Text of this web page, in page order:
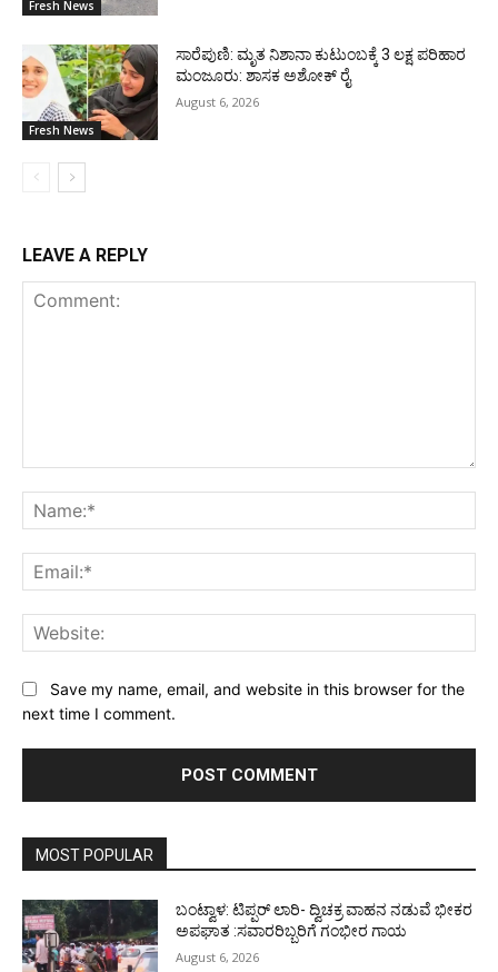
Fresh News
Fresh News
ಸಾರೆಪುಣಿ: ಮೃತ ನಿಶಾನಾ ಕುಟುಂಬಕ್ಕೆ 3 ಲಕ್ಷ ಪರಿಹಾರ
ಮಂಜೂರು: ಶಾಸಕ ಅಶೋಕ್ ರೈ
August 6, 2026
LEAVE A REPLY
Save my name, email, and website in this browser for the
next time I comment.
MOST POPULAR
ಬಂಟ್ವಾಳ: ಟಿಪ್ಪರ್ ಲಾರಿ- ದ್ವಿಚಕ್ರ ವಾಹನ ನಡುವೆ ಭೀಕರ
ಅಪಘಾತ :ಸವಾರರಿಬ್ಬರಿಗೆ ಗಂಭೀರ ಗಾಯ
August 6, 2026